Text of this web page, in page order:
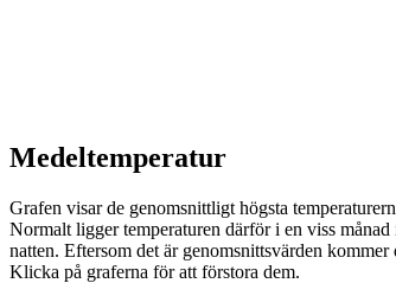
Medeltemperatur
Grafen visar de genomsnittligt högsta
Normalt ligger temperaturen därför i en viss
natten. Eftersom det är genomsnittsvärden
Klicka på graferna för att förstora dem.